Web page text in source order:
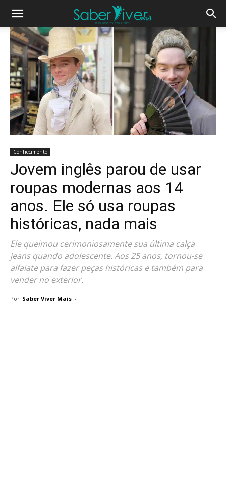
Conhecimento
Jovem inglês parou de usar
roupas modernas aos 14
anos. Ele só usa roupas
históricas, nada mais
Ele queimou cerimoniosamente sua última calça
jeans quando adolescente. Aos 25 anos, tornou-se
alfaiate para fazer peças históricas e também para
vender no exterior.
Por Saber Viver Mais -